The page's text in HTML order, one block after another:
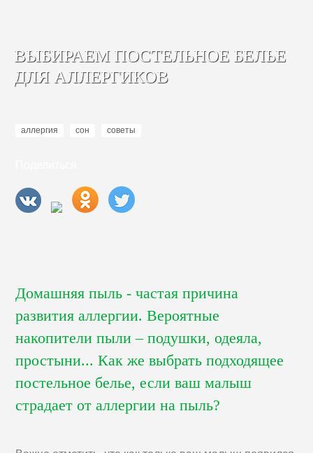
ВЫБИРАЕМ ПОСТЕЛЬНОЕ БЕЛЬЕ
ДЛЯ АЛЛЕРГИКОВ
аллергия сон советы
Домашняя пыль - частая причина
развития аллергии. Вероятные
накопители пыли – подушки, одеяла,
простыни... Как же выбрать подходящее
постельное белье, если ваш малыш
страдает от аллергии на пыль?